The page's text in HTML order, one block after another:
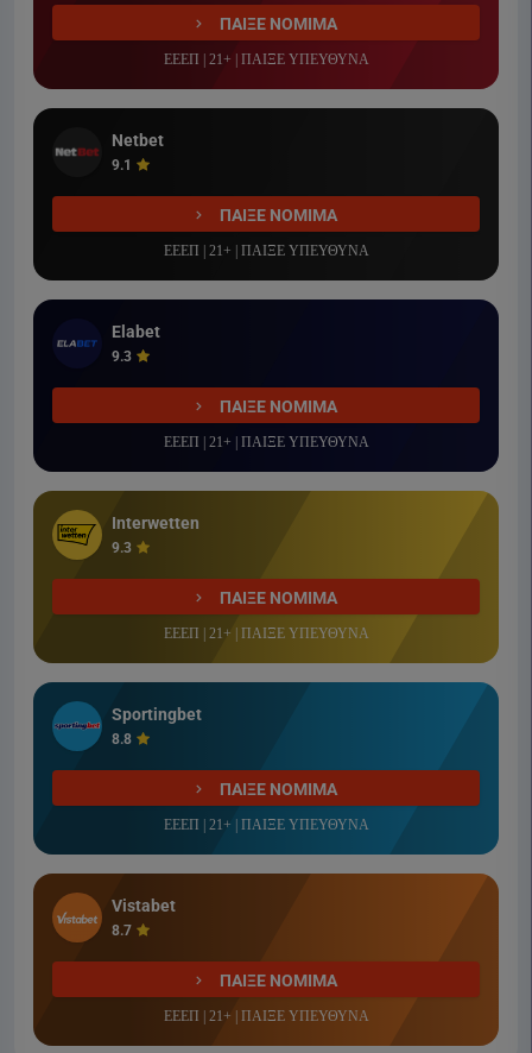
ΠΑΙΞΕ ΝΟΜΙΜΑ
ΕΕΕΠ | 21+ | ΠΑΙΞΕ ΥΠΕΥΘΥΝΑ
Netbet
9.1
ΠΑΙΞΕ ΝΟΜΙΜΑ
ΕΕΕΠ | 21+ | ΠΑΙΞΕ ΥΠΕΥΘΥΝΑ
Elabet
9.3
ΠΑΙΞΕ ΝΟΜΙΜΑ
ΕΕΕΠ | 21+ | ΠΑΙΞΕ ΥΠΕΥΘΥΝΑ
Interwetten
9.3
ΠΑΙΞΕ ΝΟΜΙΜΑ
ΕΕΕΠ | 21+ | ΠΑΙΞΕ ΥΠΕΥΘΥΝΑ
Sportingbet
8.8
ΠΑΙΞΕ ΝΟΜΙΜΑ
ΕΕΕΠ | 21+ | ΠΑΙΞΕ ΥΠΕΥΘΥΝΑ
Vistabet
8.7
ΠΑΙΞΕ ΝΟΜΙΜΑ
ΕΕΕΠ | 21+ | ΠΑΙΞΕ ΥΠΕΥΘΥΝΑ